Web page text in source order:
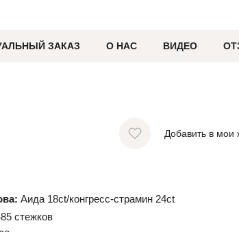
ЗАКАЗ О НАС ВИДЕО
Добавить в мои
Аида 18ct/конгресс-страмин 24ct
стежков